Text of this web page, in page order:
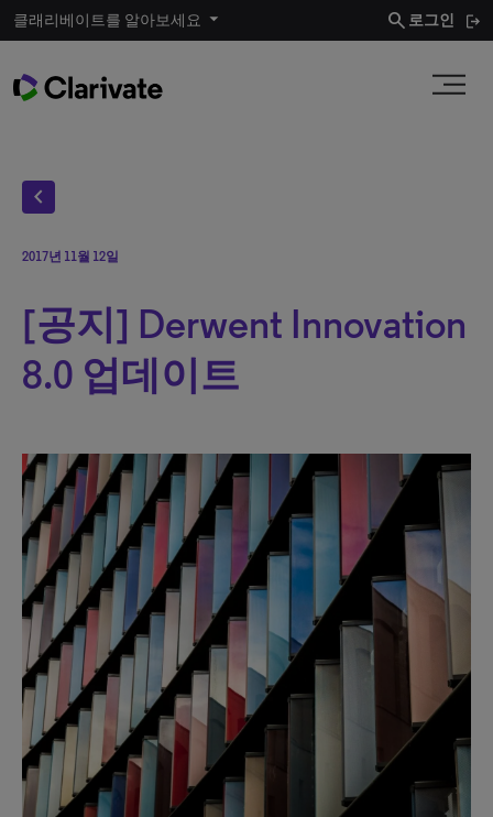
클래리베이트를 알아보세요 search 로그인
chevron_left
2017년 11월 12일
[공지] Derwent Innovation
8.0 업데이트